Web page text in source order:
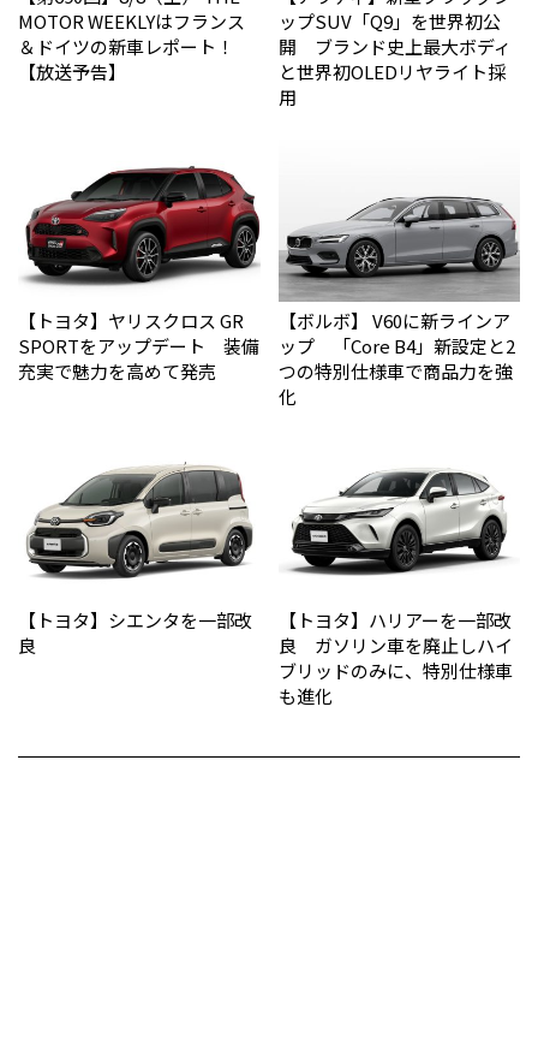
MOTOR WEEKLYはフランス
＆ドイツの新車レポート！
【放送予告】
ップSUV「Q9」を世界初公
開 ブランド史上最大ボディ
と世界初OLEDリヤライト採
用
【トヨタ】ヤリスクロス GR
SPORTをアップデート 装備
充実で魅力を高めて発売
【ボルボ】 V60に新ラインア
ップ 「Core B4」新設定と2
つの特別仕様車で商品力を強
化
【トヨタ】シエンタを一部改
良
【トヨタ】ハリアーを一部改
良 ガソリン車を廃止しハイ
ブリッドのみに、特別仕様車
も進化